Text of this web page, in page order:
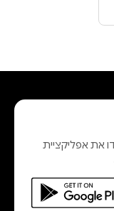
את אפליקציית